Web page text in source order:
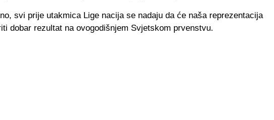
svi prije utakmica Lige nacija se nadaju da će naša reprezentacija
dobar rezultat na ovogodišnjem Svjetskom prvenstvu.